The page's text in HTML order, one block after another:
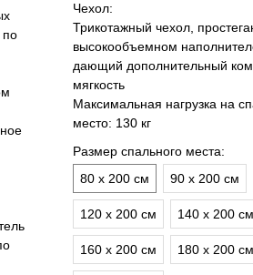
по
Чехол:
Трикотажный чехол,
высокообъемном
дающий дополнительный
мягкость
Максимальная нагрузка на
место: 130 кг
Размер спального места:
80 х 200 см
90 х 200 см
120 х 200 см 140 х 200 см
160 х 200 см 180 х 200 см